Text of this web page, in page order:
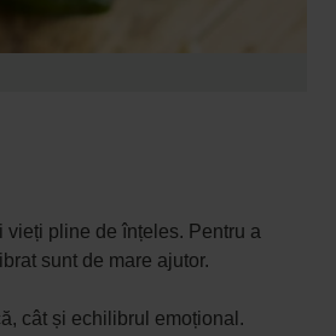
vieți pline de înțeles. Pentru a
sunt de mare ajutor.
cât și echilibrul emoțional.